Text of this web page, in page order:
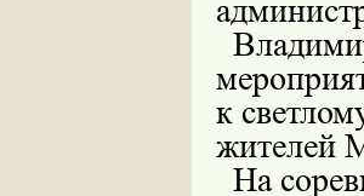
к
жителей
На